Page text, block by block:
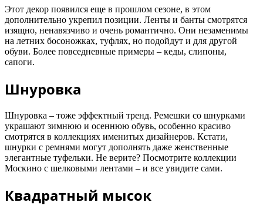
Этот декор появился еще в прошлом сезоне, в этом
дополнительно укрепил позиции. Ленты и банты смотрятся
изящно, ненавязчиво и очень романтично. Они незаменимы
на летних босоножках, туфлях, но подойдут и для другой
обуви. Более повседневные примеры – кеды, слипоны,
сапоги.
Шнуровка
Шнуровка – тоже эффектный тренд. Ремешки со шнурками
украшают зимнюю и осеннюю обувь, особенно красиво
смотрятся в коллекциях именитых дизайнеров. Кстати,
шнурки с ремнями могут дополнять даже женственные
элегантные туфельки. Не верите? Посмотрите коллекции
Москино с шелковыми лентами – и все увидите сами.
Квадратный мысок